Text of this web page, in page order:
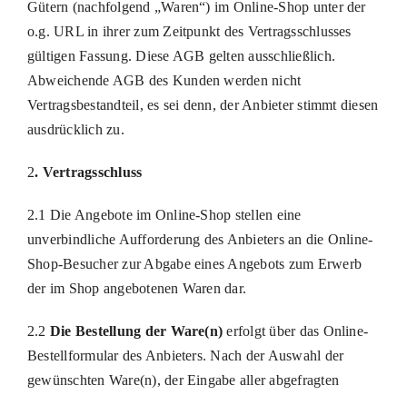
Gütern (nachfolgend „Waren“) im Online-Shop unter der
o.g. URL in ihrer zum Zeitpunkt des Vertragsschlusses
gültigen Fassung. Diese AGB gelten ausschließlich.
Abweichende AGB des Kunden werden nicht
Vertragsbestandteil, es sei denn, der Anbieter stimmt diesen
ausdrücklich zu.
2. Vertragsschluss
2.1 Die Angebote im Online-Shop stellen eine
unverbindliche Aufforderung des Anbieters an die Online-
Shop-Besucher zur Abgabe eines Angebots zum Erwerb
der im Shop angebotenen Waren dar.
2.2 Die Bestellung der Ware(n) erfolgt über das Online-
Bestellformular des Anbieters. Nach der Auswahl der
gewünschten Ware(n), der Eingabe aller abgefragten